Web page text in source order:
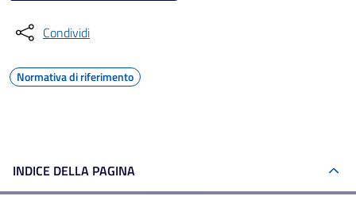
Condividi
Normativa di riferimento
INDICE DELLA PAGINA